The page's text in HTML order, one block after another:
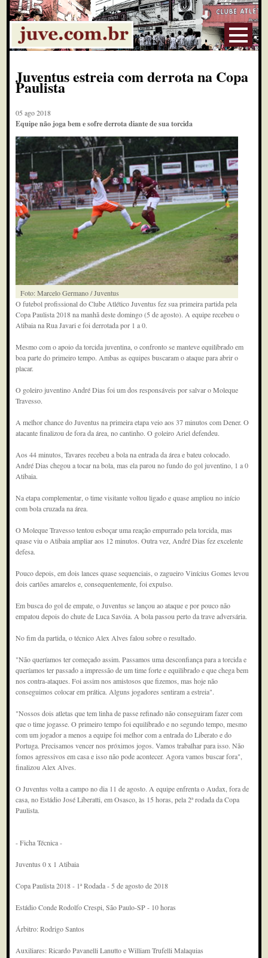
Juventus estreia com derrota na Copa
Paulista
05 ago 2018
Equipe não joga bem e sofre derrota diante de sua torcida
Foto: Marcelo Germano / Juventus
O futebol profissional do Clube Atlético Juventus fez sua primeira partida pela
Copa Paulista 2018 na manhã deste domingo (5 de agosto). A equipe recebeu o
Atibaia na Rua Javari e foi derrotada por 1 a 0.
Mesmo com o apoio da torcida juventina, o confronto se manteve equilibrado em
boa parte do primeiro tempo. Ambas as equipes buscaram o ataque para abrir o
placar.
O goleiro juventino André Dias foi um dos responsáveis por salvar o Moleque
Travesso.
A melhor chance do Juventus na primeira etapa veio aos 37 minutos com Dener. O
atacante finalizou de fora da área, no cantinho. O goleiro Ariel defendeu.
Aos 44 minutos, Tavares recebeu a bola na entrada da área e bateu colocado.
André Dias chegou a tocar na bola, mas ela parou no fundo do gol juventino, 1 a 0
Atibaia.
Na etapa complementar, o time visitante voltou ligado e quase ampliou no início
com bola cruzada na área.
O Moleque Travesso tentou esboçar uma reação empurrado pela torcida, mas
quase viu o Atibaia ampliar aos 12 minutos. Outra vez, André Dias fez excelente
defesa.
Pouco depois, em dois lances quase sequenciais, o zagueiro Vinícius Gomes levou
dois cartões amarelos e, consequentemente, foi expulso.
Em busca do gol de empate, o Juventus se lançou ao ataque e por pouco não
empatou depois do chute de Luca Savóia. A bola passou perto da trave adversária.
No fim da partida, o técnico Alex Alves falou sobre o resultado.
"Não queríamos ter começado assim. Passamos uma desconfiança para a torcida e
queríamos ter passado a impressão de um time forte e equilibrado e que chega bem
nos contra-ataques. Foi assim nos amistosos que fizemos, mas hoje não
conseguimos colocar em prática. Alguns jogadores sentiram a estreia".
"Nossos dois atletas que tem linha de passe refinado não conseguiram fazer com
que o time jogasse. O primeiro tempo foi equilibrado e no segundo tempo, mesmo
com um jogador a menos a equipe foi melhor com a entrada do Liberato e do
Portuga. Precisamos vencer nos próximos jogos. Vamos trabalhar para isso. Não
fomos agressivos em casa e isso não pode acontecer. Agora vamos buscar fora",
finalizou Alex Alves.
O Juventus volta a campo no dia 11 de agosto. A equipe enfrenta o Audax, fora de
casa, no Estádio José Liberatti, em Osasco, às 15 horas, pela 2ª rodada da Copa
Paulista.
- Ficha Técnica -
Juventus 0 x 1 Atibaia
Copa Paulista 2018 - 1ª Rodada - 5 de agosto de 2018
Estádio Conde Rodolfo Crespi, São Paulo-SP - 10 horas
Árbitro: Rodrigo Santos
Auxiliares: Ricardo Pavanelli Lanutto e William Trufelli Malaquias